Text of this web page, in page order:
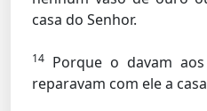
casa do Senhor.
14 Porque o davam
reparavam com ele a